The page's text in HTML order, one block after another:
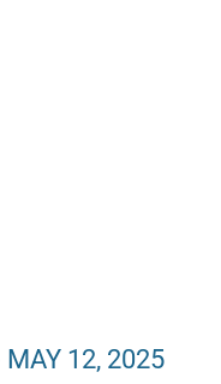
MAY 12, 2025